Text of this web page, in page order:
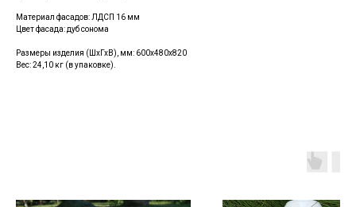
Материал фасадов: ЛДСП 16 мм
Цвет фасада: дуб сонома
Размеры изделия (ШхГхВ), мм: 600х480х820
Вес: 24,10 кг (в упаковке).